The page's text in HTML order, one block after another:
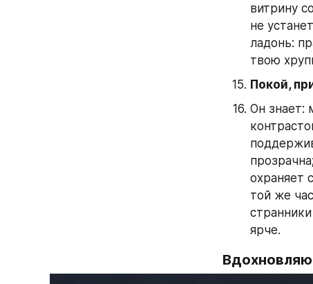
витрину
не
ладонь:
твою
Покой,
Он знает:
охраняет
той же
ярче.